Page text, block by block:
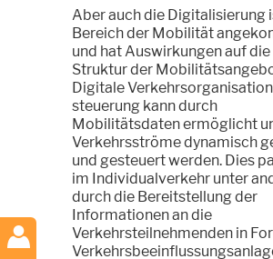
Aber auch die Digitalisierung
Bereich der Mobilität
und hat Auswirkungen auf die
Struktur der
Digitale
steuerung kann durch
Mobilitätsdaten ermöglicht
Verkehrsströme dynamisch
und gesteuert werden. Dies
im Individualverkehr unter
durch die Bereitstellung der
Informationen an die
Verkehrsteilnehmenden in